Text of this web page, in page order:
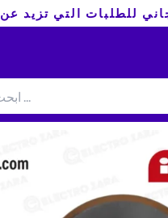
للطلبات التي تزيد عن 400 درهم